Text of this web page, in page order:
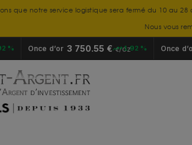
que notre service logistique sera fermé du 10
Nous vous
% Once d’or 3 750.55 €€/OZ
+1.92 % Once